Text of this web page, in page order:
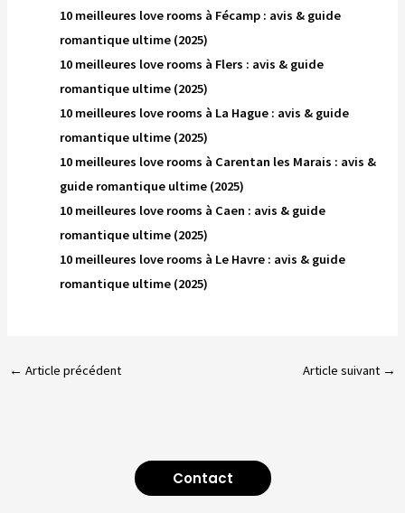
10 meilleures love rooms à Fécamp : avis & guide
romantique ultime (2025)
10 meilleures love rooms à Flers : avis & guide
romantique ultime (2025)
10 meilleures love rooms à La Hague : avis & guide
romantique ultime (2025)
10 meilleures love rooms à Carentan les Marais : avis &
guide romantique ultime (2025)
10 meilleures love rooms à Caen : avis & guide
romantique ultime (2025)
10 meilleures love rooms à Le Havre : avis & guide
romantique ultime (2025)
← Article précédent Article suivant →
Contact